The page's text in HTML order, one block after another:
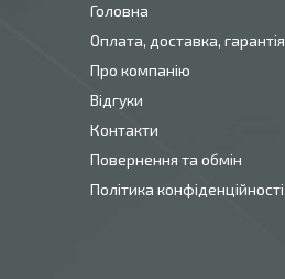
Головна
Оплата, доставка, гарантія
Про компанію
Відгуки
Контакти
Повернення та обмін
Політика конфіденційності